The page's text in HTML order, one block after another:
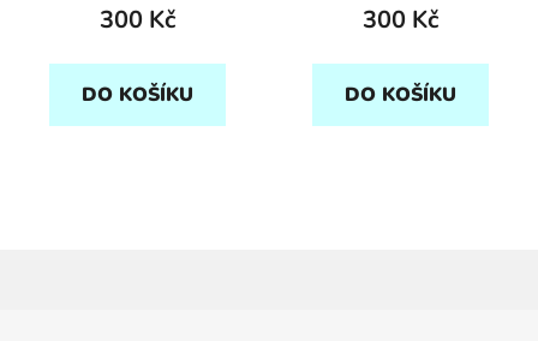
300 Kč
DO KOŠÍKU
300 Kč
DO KOŠÍKU